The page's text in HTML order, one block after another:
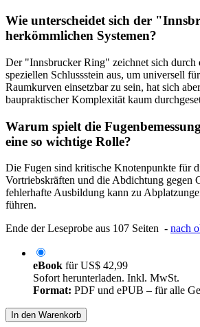
Wie unterscheidet sich der
herkömmlichen Systemen?
Der "Innsbrucker Ring" zeichnet sich durch
speziellen Schlussstein aus, um universell
Raumkurven einsetzbar zu sein, hat sich
baupraktischer Komplexität kaum
Warum spielt die
eine so wichtige Rolle?
Die Fugen sind kritische Knotenpunkte für
Vortriebskräften und die Abdichtung gegen
fehlerhafte Ausbildung kann zu
führen.
Ende der Leseprobe aus 107 Seiten - nach
eBook fürUS$ 42,99
Sofort herunterladen. Inkl. MwSt.
Format: PDF und ePUB – für alle
In den Warenkorb